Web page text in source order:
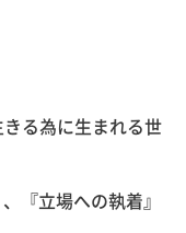
る為に生まれる世
『立場への執着』